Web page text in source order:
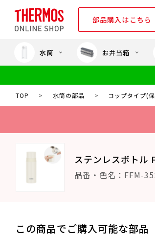
部品購入はこちら
部品
水筒 お弁当箱
TOP > 水筒の部品 > コップタイプ(
ステンレスボトル
品番・色名：FFM-
この商品でご購入可能な部品